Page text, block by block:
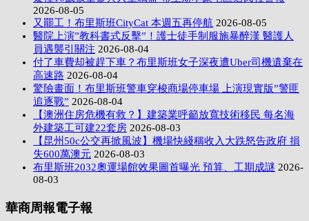
2026-08-05
又罷工！布里斯班CityCat 本週五再停航 2026-08-05
醫院上演”教科書式反擊”！護士徒手制服施暴醉漢 醫護人
員遇襲引關注 2026-08-04
付了車費却被趕下車？布里斯班女子深夜遭Uber司機遺棄在
高速路 2026-08-04
驚險畫面！布里斯班警車穿梭商場停車場 上演現實版”警匪
追逐戰” 2026-08-04
【澳洲住房危機有救？】建築業呼籲放寬技術移民 每名海
外建築工可建22套房 2026-08-03
【昆州50c公交再掀風波】機場快綫稱收入大跌怒告政府 損
失600萬澳元 2026-08-03
布里斯班2032奧運場館效果圖首曝光 預算、工期成謎 2026-
08-03
華商周報電子報